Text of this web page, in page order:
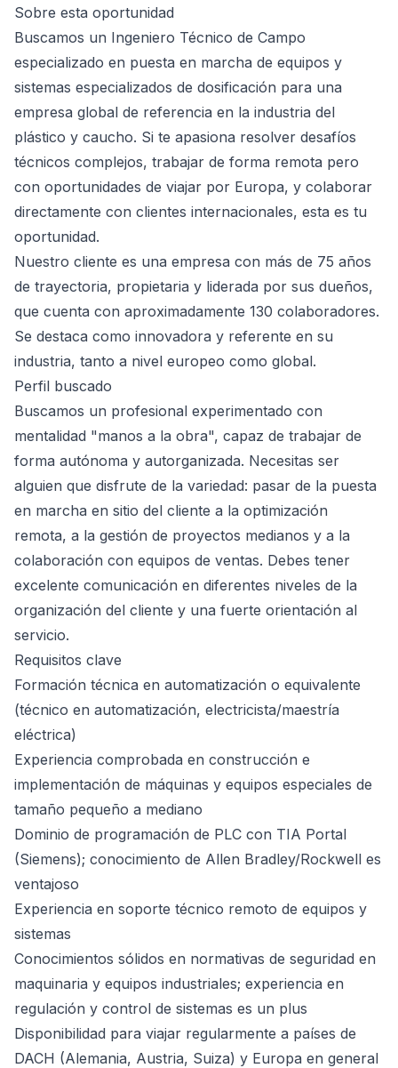
Sobre esta oportunidad
Buscamos un Ingeniero Técnico de Campo
especializado en puesta en marcha de equipos y
sistemas especializados de dosificación para una
empresa global de referencia en la industria del
plástico y caucho. Si te apasiona resolver desafíos
técnicos complejos, trabajar de forma remota pero
con oportunidades de viajar por Europa, y colaborar
directamente con clientes internacionales, esta es tu
oportunidad.
Nuestro cliente es una empresa con más de 75 años
de trayectoria, propietaria y liderada por sus dueños,
que cuenta con aproximadamente 130 colaboradores.
Se destaca como innovadora y referente en su
industria, tanto a nivel europeo como global.
Perfil buscado
Buscamos un profesional experimentado con
mentalidad "manos a la obra", capaz de trabajar de
forma autónoma y autorganizada. Necesitas ser
alguien que disfrute de la variedad: pasar de la puesta
en marcha en sitio del cliente a la optimización
remota, a la gestión de proyectos medianos y a la
colaboración con equipos de ventas. Debes tener
excelente comunicación en diferentes niveles de la
organización del cliente y una fuerte orientación al
servicio.
Requisitos clave
Formación técnica en automatización o equivalente
(técnico en automatización, electricista/maestría
eléctrica)
Experiencia comprobada en construcción e
implementación de máquinas y equipos especiales de
tamaño pequeño a mediano
Dominio de programación de PLC con TIA Portal
(Siemens); conocimiento de Allen Bradley/Rockwell es
ventajoso
Experiencia en soporte técnico remoto de equipos y
sistemas
Conocimientos sólidos en normativas de seguridad en
maquinaria y equipos industriales; experiencia en
regulación y control de sistemas es un plus
Disponibilidad para viajar regularmente a países de
DACH (Alemania, Austria, Suiza) y Europa en general